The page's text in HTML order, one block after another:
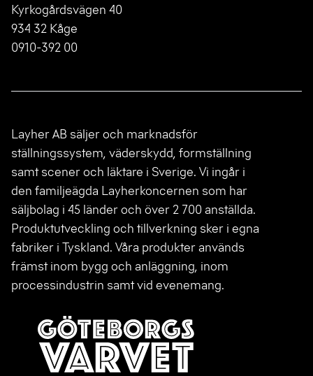
Kyrkogårdsvägen 40
934 32 Kåge
0910-392 00
Layher AB säljer och marknadsför
ställningssystem, väderskydd, formställning
samt scener och läktare i Sverige. Vi ingår i
den familjeägda Layherkoncernen som har
säljbolag i 45 länder och över 2 700 anställda.
Produktutveckling och tillverkning sker i egna
fabriker i Tyskland. Våra produkter används
främst inom bygg och anläggning, inom
processindustrin samt vid evenemang.